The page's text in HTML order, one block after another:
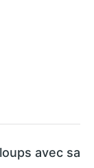
avec sa